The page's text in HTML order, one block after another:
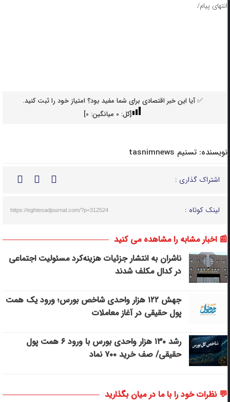
انتهای پیام/
✅ آیا این خبر اقتصادی برای شما مفید بود؟ امتیاز خود را ثبت کنید.
[کل: 0میانگین: 0
]
نویسنده: تسنیم tasnimnews
اشتراک گذاری :
لینک کوتاه : https://eghtesadjournal.com/?p=312524
📰 اخبار مشابه را مشاهده می کنید
ناشران به انتشار جزئیات هزینه‌کرد مسئولیت اجتماعی
در کدال مکلف شدند
جهش ۱۲۲ هزار واحدی شاخص بورس؛ ورود یک همت
پول حقیقی در آغاز معاملات
رشد ۱۳۰ هزار واحدی بورس با ورود ۶ همت پول
حقیقی/ صف خرید ۷۰۰ نماد
💬 نظرات خود را با ما در میان بگذارید